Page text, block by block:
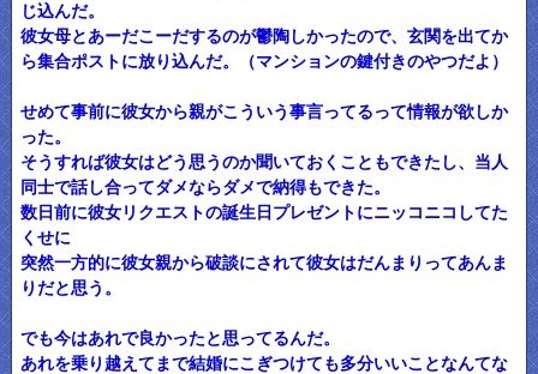
じ込んだ。
彼女母とあーだこーだするのが鬱陶しかったので、玄関を出てか
ら集合ポストに放り込んだ。（マンションの鍵付きのやつだよ）
せめて事前に彼女から親がこういう事言ってるって情報が欲しか
った。
そうすれば彼女はどう思うのか聞いておくこともできたし、当人
同士で話し合ってダメならダメで納得もできた。
数日前に彼女リクエストの誕生日プレゼントにニッコニコしてた
くせに
突然一方的に彼女親から破談にされて彼女はだんまりってあんま
りだと思う。
でも今はあれで良かったと思ってるんだ。
あれを乗り越えてまで結婚にこぎつけても多分いいことなんてな